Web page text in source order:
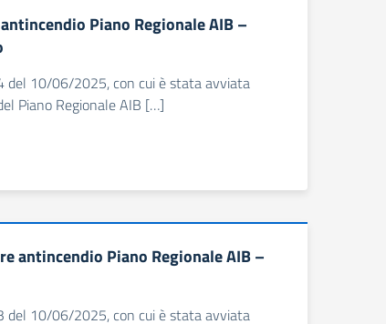
Piano Regionale AIB –
del 10/06/2025, con cui è stata avviata
Piano Regionale AIB […]
antincendio Piano Regionale AIB –
del 10/06/2025, con cui è stata avviata